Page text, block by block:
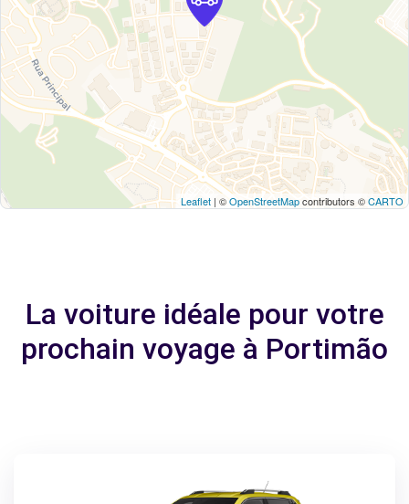
Leaflet | ©OpenStreetMapcontributors ©CARTO
La voiture idéale pour votre
prochain voyage à Portimão